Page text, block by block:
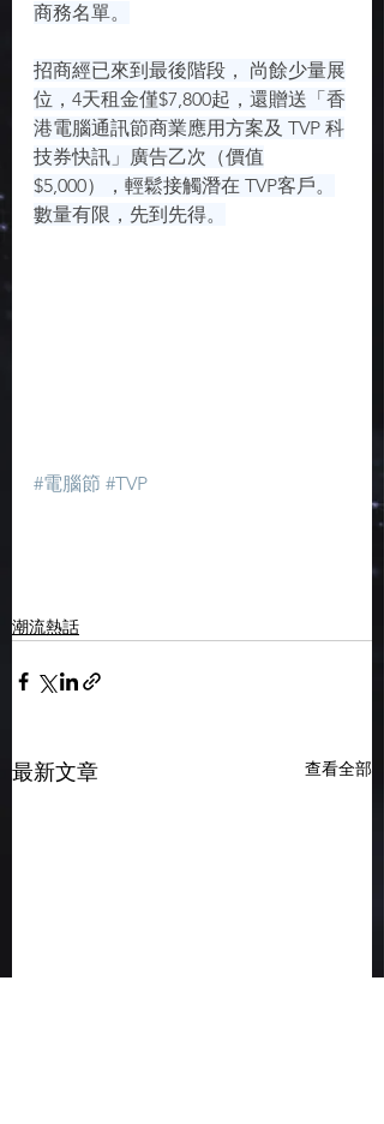
商務名單。
招商經已來到最後階段， 尚餘少量展
位，4天租金僅$7,800起，還贈送「香
港電腦通訊節商業應用方案及 TVP 科
技券快訊」廣告乙次（價值
$5,000），輕鬆接觸潛在 TVP客戶。
數量有限，先到先得。
#電腦節 #TVP
潮流熱話
最新文章 查看全部